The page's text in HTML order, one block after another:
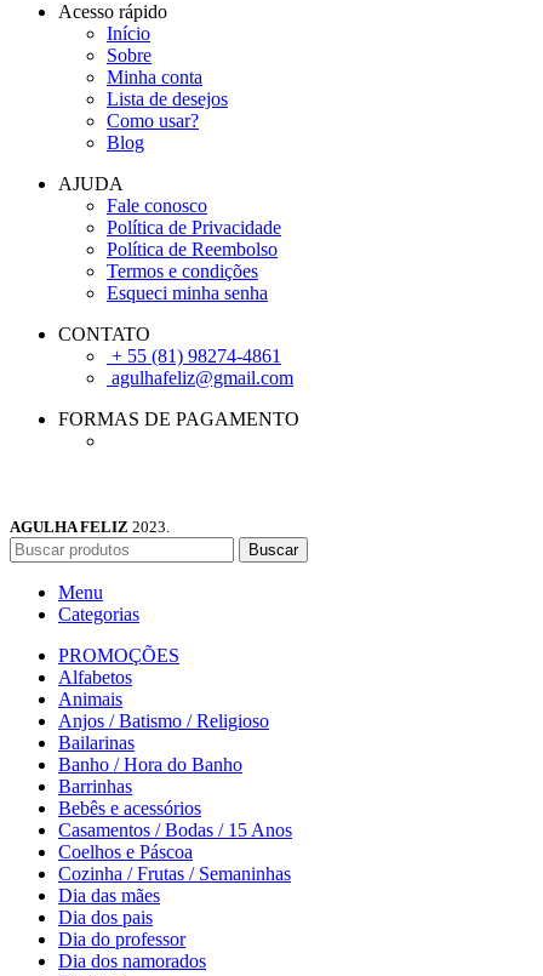
Acesso rápido
Início
Sobre
Minha conta
Lista de desejos
Como usar?
Blog
AJUDA
Fale conosco
Política de Privacidade
Política de Reembolso
Termos e condições
Esqueci minha senha
CONTATO
+ 55 (81) 98274-4861
agulhafeliz@gmail.com
FORMAS DE PAGAMENTO
AGULHA FELIZ 2023.
Buscar
Menu
Categorias
PROMOÇÕES
Alfabetos
Animais
Anjos / Batismo / Religioso
Bailarinas
Banho / Hora do Banho
Barrinhas
Bebês e acessórios
Casamentos / Bodas / 15 Anos
Coelhos e Páscoa
Cozinha / Frutas / Semaninhas
Dia das mães
Dia dos pais
Dia do professor
Dia dos namorados